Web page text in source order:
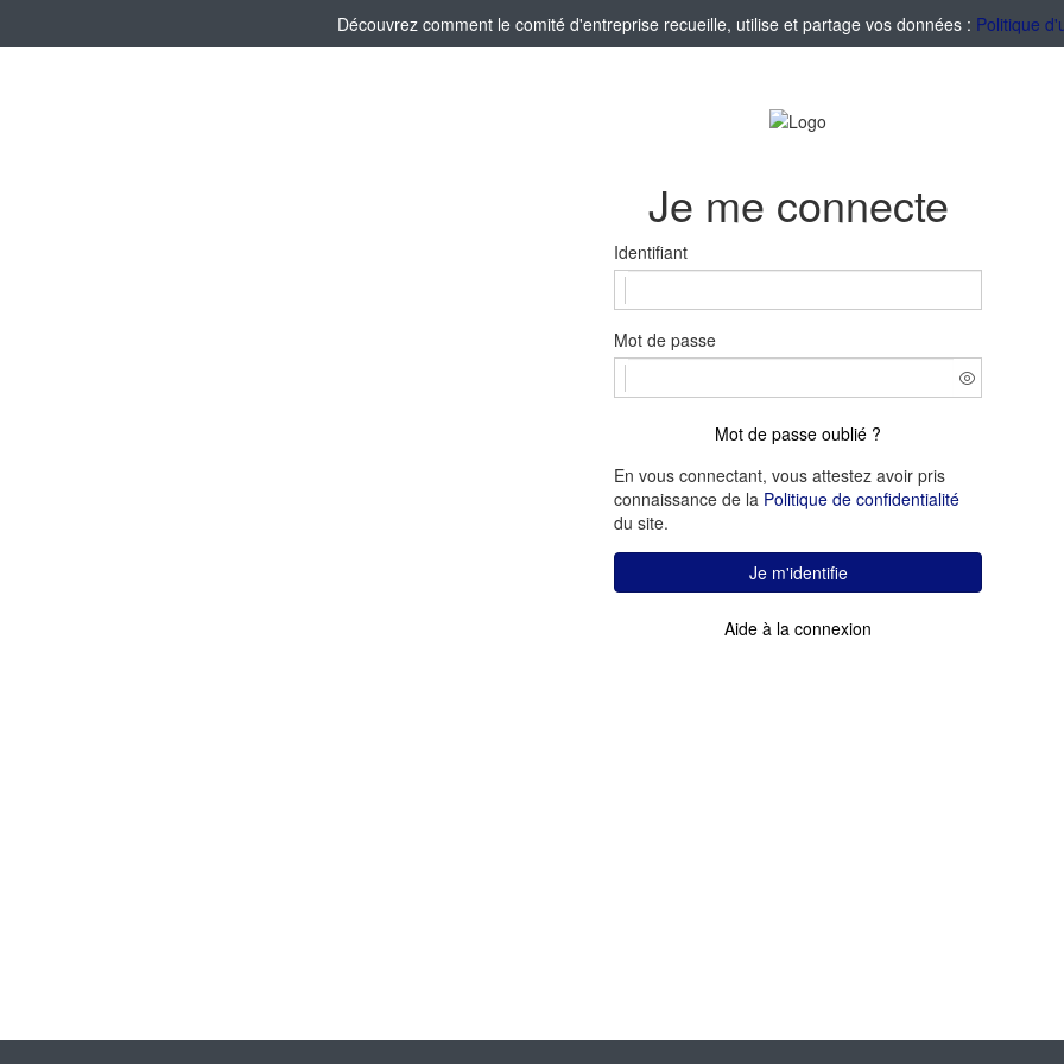
Découvrez comment le comité d'entreprise recueille, utilise et partage vos données : Politique
Je me connecte
Identifiant
Mot de passe
Mot de passe oublié ?
En vous connectant, vous attestez avoir pris
connaissance de la Politique de confidentialité
du site.
Je m'identifie
Aide à la connexion